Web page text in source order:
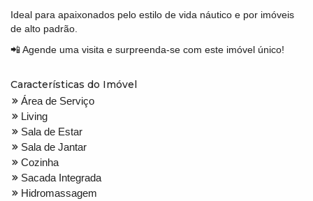
Ideal para apaixonados pelo estilo de vida náutico e por imóveis
de alto padrão.
📲 Agende uma visita e surpreenda-se com este imóvel único!
Características do Imóvel
Área de Serviço
Living
Sala de Estar
Sala de Jantar
Cozinha
Sacada Integrada
Hidromassagem